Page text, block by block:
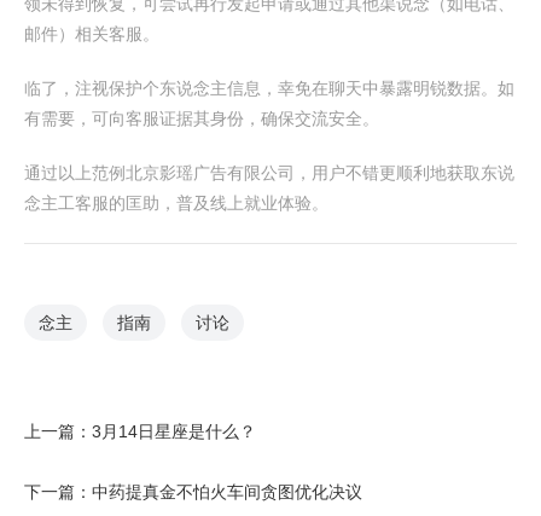
邮件）相关客服。
临了，注视保护个东说念主信息，幸免在聊天中暴露明锐数据。如
有需要，可向客服证据其身份，确保交流安全。
通过以上范例北京影瑶广告有限公司，用户不错更顺利地获取东说
念主工客服的匡助，普及线上就业体验。
念主 指南 讨论
上一篇： 3月14日星座是什么？
下一篇： 中药提真金不怕火车间贪图优化决议